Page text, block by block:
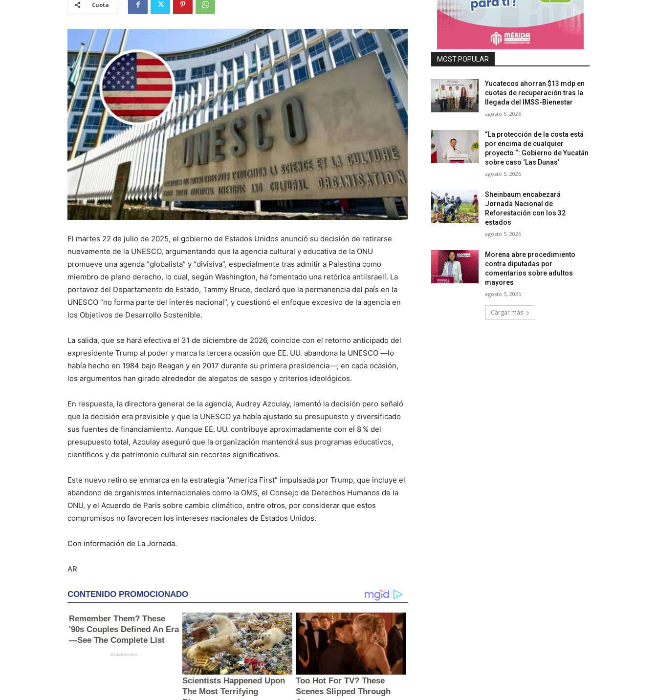
Cuota
El martes 22 de julio de 2025, el gobierno de Estados Unidos anunció su decisión de retirarse
nuevamente de la UNESCO, argumentando que la agencia cultural y educativa de la ONU
promueve una agenda “globalista” y “divisiva”, especialmente tras admitir a Palestina como
miembro de pleno derecho, lo cual, según Washington, ha fomentado una retórica antiisraelí. La
portavoz del Departamento de Estado, Tammy Bruce, declaró que la permanencia del país en la
UNESCO “no forma parte del interés nacional”, y cuestionó el enfoque excesivo de la agencia en
los Objetivos de Desarrollo Sostenible.
La salida, que se hará efectiva el 31 de diciembre de 2026, coincide con el retorno anticipado del
expresidente Trump al poder y marca la tercera ocasión que EE. UU. abandona la UNESCO —lo
había hecho en 1984 bajo Reagan y en 2017 durante su primera presidencia—; en cada ocasión,
los argumentos han girado alrededor de alegatos de sesgo y criterios ideológicos.
En respuesta, la directora general de la agencia, Audrey Azoulay, lamentó la decisión pero señaló
que la decisión era previsible y que la UNESCO ya había ajustado su presupuesto y diversificado
sus fuentes de financiamiento. Aunque EE. UU. contribuye aproximadamente con el 8 % del
presupuesto total, Azoulay aseguró que la organización mantendrá sus programas educativos,
científicos y de patrimonio cultural sin recortes significativos.
Este nuevo retiro se enmarca en la estrategia “America First” impulsada por Trump, que incluye el
abandono de organismos internacionales como la OMS, el Consejo de Derechos Humanos de la
ONU, y el Acuerdo de París sobre cambio climático, entre otros, por considerar que estos
compromisos no favorecen los intereses nacionales de Estados Unidos.
Con información de La Jornada.
AR
MOST POPULAR
Yucatecos ahorran $13 mdp en
cuotas de recuperación tras la
llegada del IMSS-Bienestar
agosto 5, 2026
“La protección de la costa está
por encima de cualquier
proyecto “: Gobierno de Yucatán
sobre caso ‘Las Dunas’
agosto 5, 2026
Sheinbaum encabezará
Jornada Nacional de
Reforestación con los 32
estados
agosto 5, 2026
Morena abre procedimiento
contra diputadas por
comentarios sobre adultos
mayores
agosto 5, 2026
Cargar más